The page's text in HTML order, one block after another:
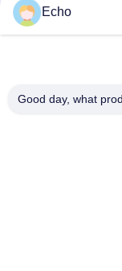
Aangepaste Litz-
koperen Litz-draad
Getapete Litz-
Echo
Good day, what